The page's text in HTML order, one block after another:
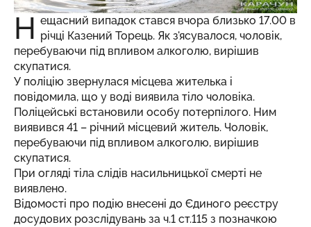
Н ещасний випадок стався вчора близько 17.00 в
річці Казений Торець. Як з'ясувалося, чоловік,
перебуваючи під впливом алкоголю, вирішив
скупатися.
У поліцію звернулася місцева жителька і
повідомила, що у воді виявила тіло чоловіка.
Поліцейські встановили особу потерпілого. Ним
виявився 41 – річний місцевий житель. Чоловік,
перебуваючи під впливом алкоголю, вирішив
скупатися.
При огляді тіла слідів насильницької смерті не
виявлено.
Відомості про подію внесені до Єдиного реєстру
досудових розслідувань за ч.1 ст.115 з позначкою